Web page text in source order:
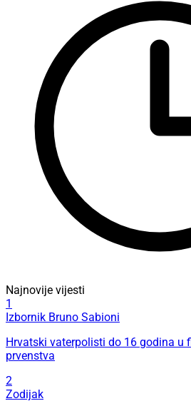
Najnovije vijesti
1
Izbornik Bruno Sabioni
Hrvatski vaterpolisti do 16 godina u
prvenstva
2
Zodijak